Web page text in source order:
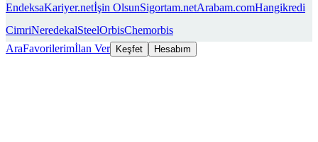
EndeksaKariyer.netİşin OlsunSigortam.netArabam.comHangikredi
CimriNeredekalSteelOrbisChemorbis
AraFavorilerimİlan Ver Keşfet Hesabım